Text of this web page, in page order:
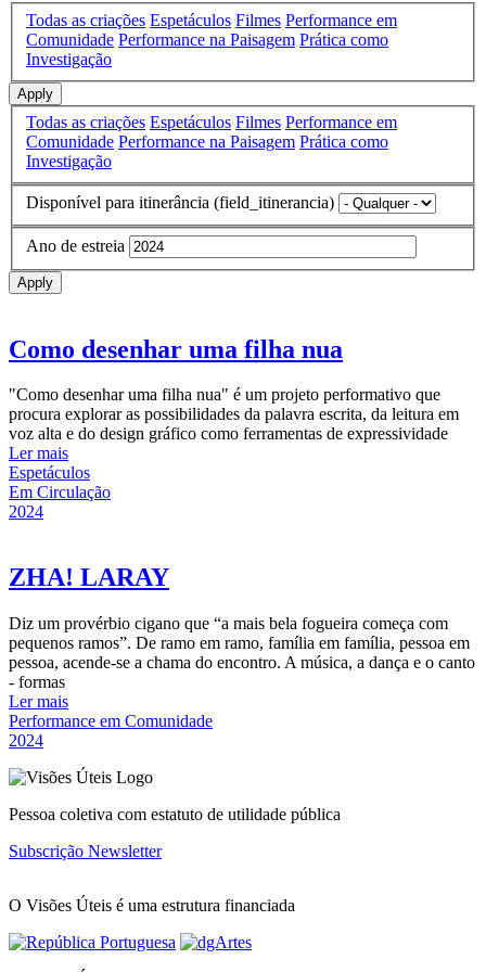
Todas as criações Espetáculos Filmes Performance em
Comunidade Performance na Paisagem Prática como
Investigação
Apply
Todas as criações Espetáculos Filmes Performance em
Comunidade Performance na Paisagem Prática como
Investigação
Disponível para itinerância (field_itinerancia)
Ano de estreia
Apply
Como desenhar uma filha nua
"Como desenhar uma filha nua" é um projeto performativo que
procura explorar as possibilidades da palavra escrita, da leitura em
voz alta e do design gráfico como ferramentas de expressividade
Ler mais
Espetáculos
Em Circulação
2024
ZHA! LARAY
Diz um provérbio cigano que “a mais bela fogueira começa com
pequenos ramos”. De ramo em ramo, família em família, pessoa em
pessoa, acende-se a chama do encontro. A música, a dança e o canto
- formas
Ler mais
Performance em Comunidade
2024
Pessoa coletiva com estatuto de utilidade pública
Subscrição Newsletter
O Visões Úteis é uma estrutura financiada